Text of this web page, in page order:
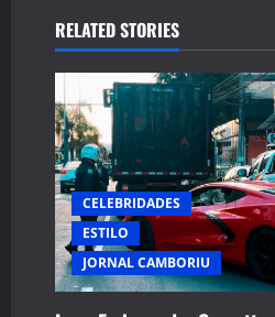
v
i
g
a
t
i
o
RELATED STORIES
CELEBRIDADES
ESTILO
JORNAL CAMBORIU